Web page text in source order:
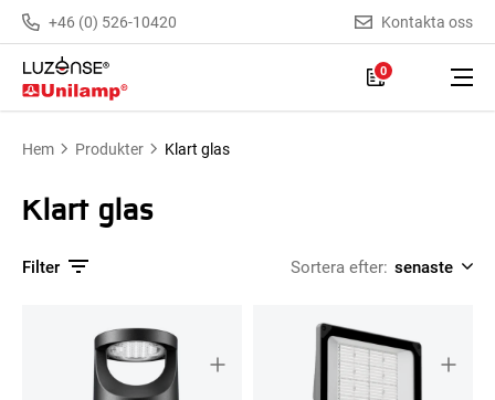
+46 (0) 526-10420 Kontakta oss
0
Hem Produkter Klart glas
Klart glas
Filter Sortera efter: